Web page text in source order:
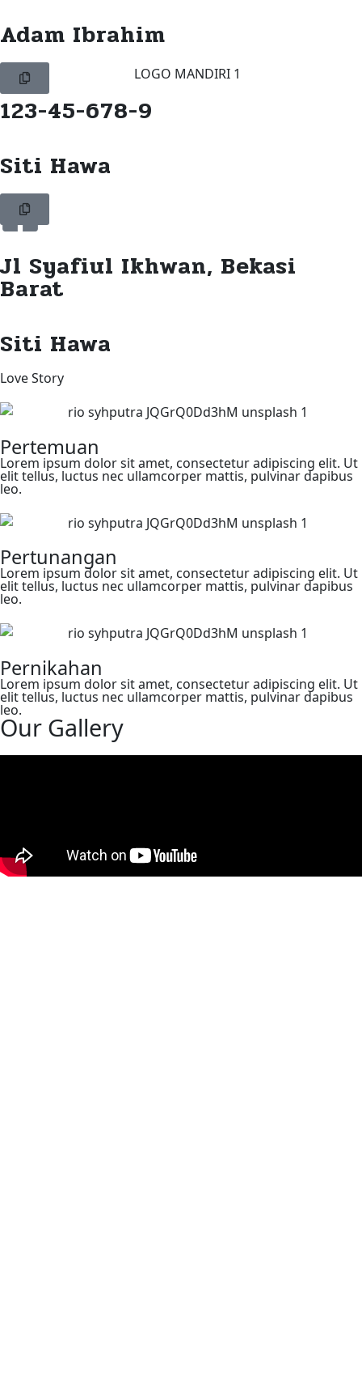
Adam Ibrahim
123-45-678-9
Siti Hawa
Jl Syafiul Ikhwan, Bekasi
Barat
Siti Hawa
Love Story
Pertemuan
Lorem ipsum dolor sit amet, consectetur adipiscing elit. Ut
elit tellus, luctus nec ullamcorper mattis, pulvinar dapibus
leo.
Pertunangan
Lorem ipsum dolor sit amet, consectetur adipiscing elit. Ut
elit tellus, luctus nec ullamcorper mattis, pulvinar dapibus
leo.
Pernikahan
Lorem ipsum dolor sit amet, consectetur adipiscing elit. Ut
elit tellus, luctus nec ullamcorper mattis, pulvinar dapibus
leo.
Our Gallery